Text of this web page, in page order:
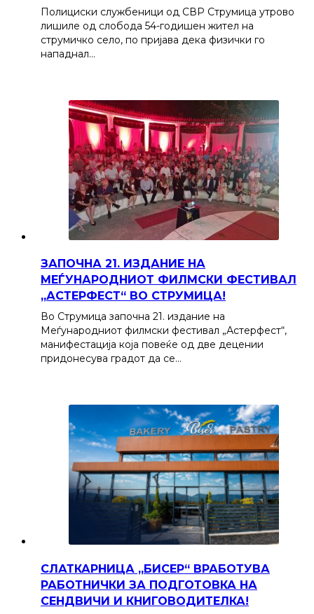
Полициски службеници од СВР Струмица утрово
лишиле од слобода 54-годишен жител на
струмичко село, по пријава дека физички го
нападнал…
ЗАПОЧНА 21. ИЗДАНИЕ НА
МЕЃУНАРОДНИОТ ФИЛМСКИ ФЕСТИВАЛ
„АСТЕРФЕСТ“ ВО СТРУМИЦА!
Во Струмица започна 21. издание на
Меѓународниот филмски фестивал „Астерфест“,
манифестација која повеќе од две децении
придонесува градот да се…
СЛАТКАРНИЦА „БИСЕР“ ВРАБОТУВА
РАБОТНИЧКИ ЗА ПОДГОТОВКА НА
СЕНДВИЧИ И КНИГОВОДИТЕЛКА!